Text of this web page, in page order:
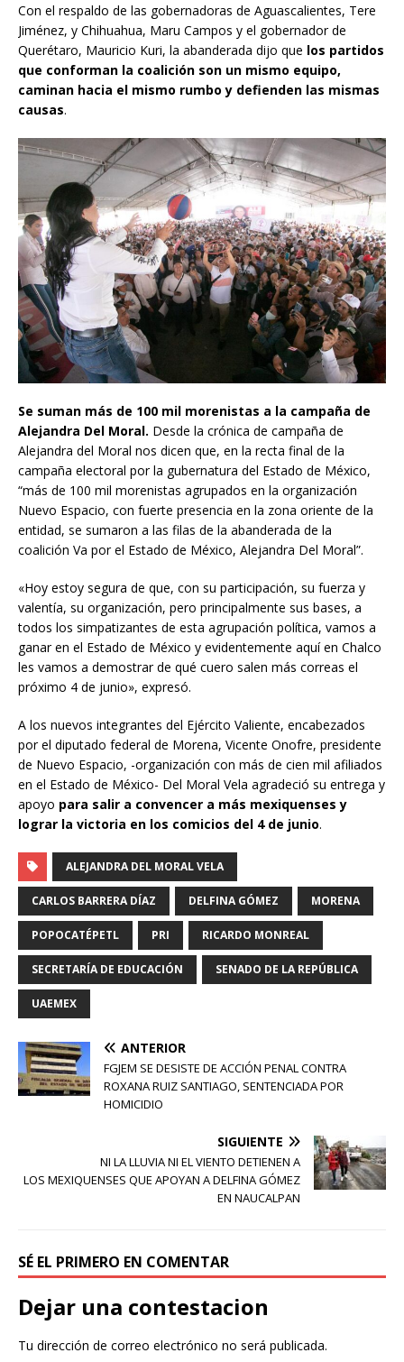
Con el respaldo de las gobernadoras de Aguascalientes, Tere
Jiménez, y Chihuahua, Maru Campos y el gobernador de
Querétaro, Mauricio Kuri, la abanderada dijo que los partidos
que conforman la coalición son un mismo equipo,
caminan hacia el mismo rumbo y defienden las mismas
causas.
Se suman más de 100 mil morenistas a la campaña de
Alejandra Del Moral. Desde la crónica de campaña de
Alejandra del Moral nos dicen que, en la recta final de la
campaña electoral por la gubernatura del Estado de México,
“más de 100 mil morenistas agrupados en la organización
Nuevo Espacio, con fuerte presencia en la zona oriente de la
entidad, se sumaron a las filas de la abanderada de la
coalición Va por el Estado de México, Alejandra Del Moral”.
«Hoy estoy segura de que, con su participación, su fuerza y
valentía, su organización, pero principalmente sus bases, a
todos los simpatizantes de esta agrupación política, vamos a
ganar en el Estado de México y evidentemente aquí en Chalco
les vamos a demostrar de qué cuero salen más correas el
próximo 4 de junio», expresó.
A los nuevos integrantes del Ejército Valiente, encabezados
por el diputado federal de Morena, Vicente Onofre, presidente
de Nuevo Espacio, -organización con más de cien mil afiliados
en el Estado de México- Del Moral Vela agradeció su entrega y
apoyo para salir a convencer a más mexiquenses y
lograr la victoria en los comicios del 4 de junio.
ALEJANDRA DEL MORAL VELA
CARLOS BARRERA DÍAZ DELFINA GÓMEZ MORENA
POPOCATÉPETL PRI RICARDO MONREAL
SECRETARÍA DE EDUCACIÓN SENADO DE LA REPÚBLICA
UAEMEX
ANTERIOR
FGJEM SE DESISTE DE ACCIÓN PENAL CONTRA
ROXANA RUIZ SANTIAGO, SENTENCIADA POR
HOMICIDIO
SIGUIENTE
NI LA LLUVIA NI EL VIENTO DETIENEN A
LOS MEXIQUENSES QUE APOYAN A DELFINA GÓMEZ
EN NAUCALPAN
SÉ EL PRIMERO EN COMENTAR
Dejar una contestacion
Tu dirección de correo electrónico no será publicada.